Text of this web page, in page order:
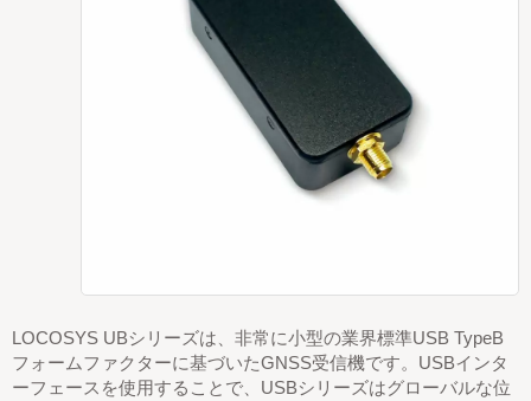
LOCOSYS UBシリーズは、非常に小型の業界標準USB TypeB
フォームファクターに基づいたGNSS受信機です。USBインタ
ーフェースを使用することで、USBシリーズはグローバルな位